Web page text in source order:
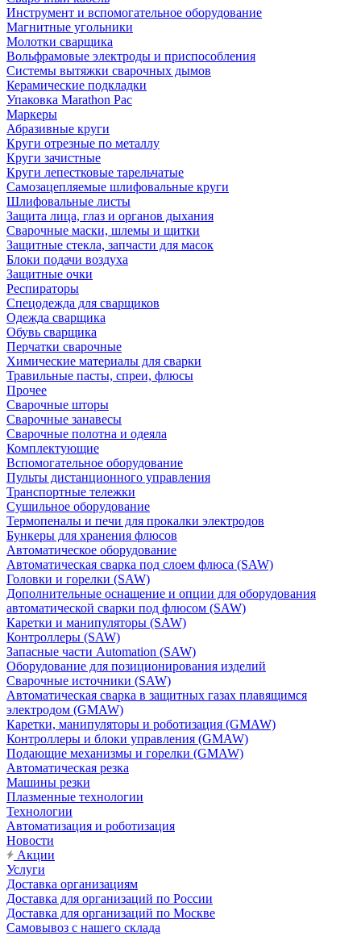
Инструмент и вспомогательное оборудование
Магнитные угольники
Молотки сварщика
Вольфрамовые электроды и приспособления
Системы вытяжки сварочных дымов
Керамические подкладки
Упаковка Marathon Pac
Маркеры
Абразивные круги
Круги отрезные по металлу
Круги зачистные
Круги лепестковые тарельчатые
Самозацепляемые шлифовальные круги
Шлифовальные листы
Защита лица, глаз и органов дыхания
Сварочные маски, шлемы и щитки
Защитные стекла, запчасти для масок
Блоки подачи воздуха
Защитные очки
Респираторы
Спецодежда для сварщиков
Одежда сварщика
Обувь сварщика
Перчатки сварочные
Химические материалы для сварки
Травильные пасты, спреи, флюсы
Прочее
Сварочные шторы
Сварочные занавесы
Сварочные полотна и одеяла
Комплектующие
Вспомогательное оборудование
Пульты дистанционного управления
Транспортные тележки
Сушильное оборудование
Термопеналы и печи для прокалки электродов
Бункеры для хранения флюсов
Автоматическое оборудование
Автоматическая сварка под слоем флюса (SAW)
Головки и горелки (SAW)
Дополнительные оснащение и опции для оборудования
автоматической сварки под флюсом (SAW)
Каретки и манипуляторы (SAW)
Контроллеры (SAW)
Запасные части Automation (SAW)
Оборудование для позиционирования изделий
Сварочные источники (SAW)
Автоматическая сварка в защитных газах плавящимся
электродом (GMAW)
Каретки, манипуляторы и роботизация (GMAW)
Контроллеры и блоки управления (GMAW)
Подающие механизмы и горелки (GMAW)
Автоматическая резка
Машины резки
Плазменные технологии
Технологии
Автоматизация и роботизация
Новости
Акции
Услуги
Доставка организациям
Доставка для организаций по России
Доставка для организаций по Москве
Самовывоз с нашего склада